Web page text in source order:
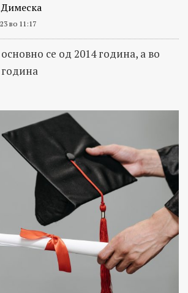
во 11:17
се од 2014 година, а во